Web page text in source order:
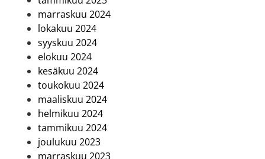
marraskuu 2024
lokakuu 2024
syyskuu 2024
elokuu 2024
kesäkuu 2024
toukokuu 2024
maaliskuu 2024
helmikuu 2024
tammikuu 2024
joulukuu 2023
marraskuu 2023